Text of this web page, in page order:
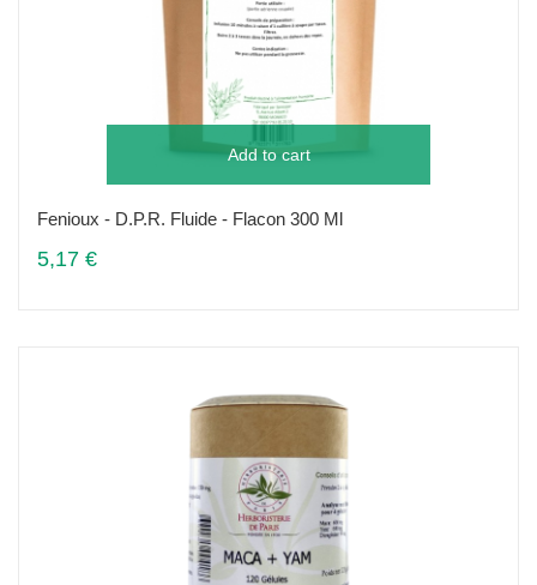
Add to cart
Fenioux - D.P.R. Fluide - Flacon 300 Ml
5,17 €